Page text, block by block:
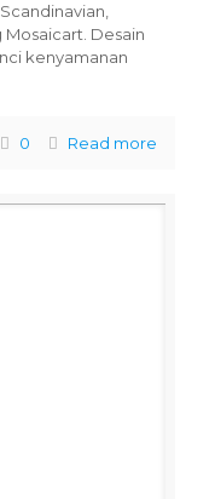
Desain
kenyamanan
0 Read more